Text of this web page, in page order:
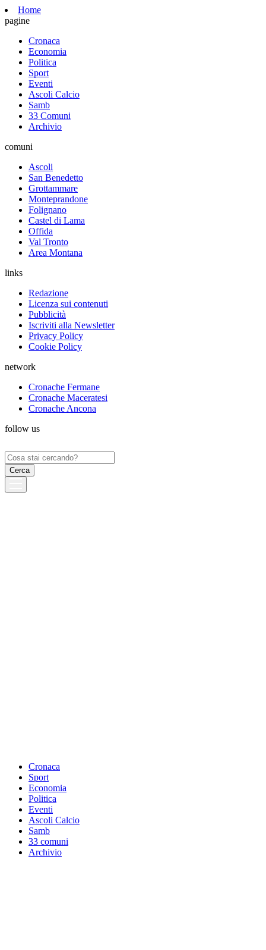
Home
pagine
Cronaca
Economia
Politica
Sport
Eventi
Ascoli Calcio
Samb
33 Comuni
Archivio
comuni
Ascoli
San Benedetto
Grottammare
Monteprandone
Folignano
Castel di Lama
Offida
Val Tronto
Area Montana
links
Redazione
Licenza sui contenuti
Pubblicità
Iscriviti alla Newsletter
Privacy Policy
Cookie Policy
network
Cronache Fermane
Cronache Maceratesi
Cronache Ancona
follow us
Ricerca
per:
Cronaca
Sport
Economia
Politica
Eventi
Ascoli Calcio
Samb
33 comuni
Archivio